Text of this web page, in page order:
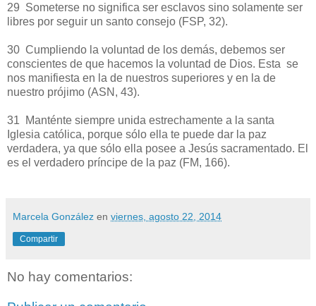
29 Someterse no significa ser esclavos sino solamente ser
libres por seguir un santo consejo (FSP, 32).
30 Cumpliendo la voluntad de los demás, debemos ser
conscientes de que hacemos la voluntad de Dios. Esta se
nos manifiesta en la de nuestros superiores y en la de
nuestro prójimo (ASN, 43).
31 Manténte siempre unida estrechamente a la santa
Iglesia católica, porque sólo ella te puede dar la paz
verdadera, ya que sólo ella posee a Jesús sacramentado. El
es el verdadero príncipe de la paz (FM, 166).
Marcela González en viernes, agosto 22, 2014
Compartir
No hay comentarios: